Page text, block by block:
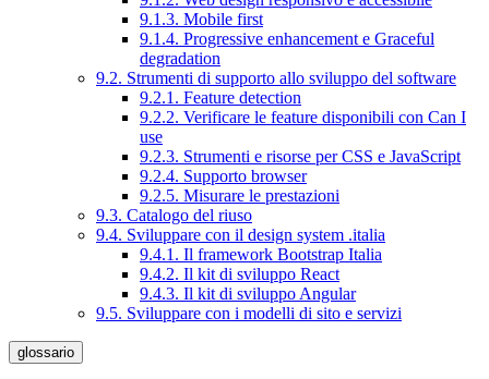
9.1.3. Mobile first
9.1.4. Progressive enhancement e Graceful
degradation
9.2. Strumenti di supporto allo sviluppo del software
9.2.1. Feature detection
9.2.2. Verificare le feature disponibili con Can I
use
9.2.3. Strumenti e risorse per CSS e JavaScript
9.2.4. Supporto browser
9.2.5. Misurare le prestazioni
9.3. Catalogo del riuso
9.4. Sviluppare con il design system .italia
9.4.1. Il framework Bootstrap Italia
9.4.2. Il kit di sviluppo React
9.4.3. Il kit di sviluppo Angular
9.5. Sviluppare con i modelli di sito e servizi
glossario